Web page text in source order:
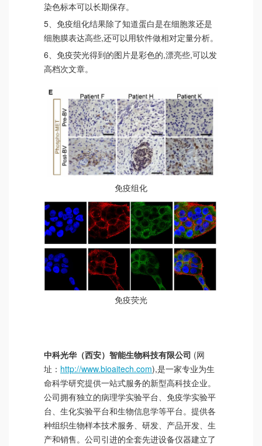
染色标本可以长期保存。
5、免疫组化结果除了知道蛋白是在细胞浆还是
细胞膜表达高些,还可以用软件做相对定量分析。
6、免疫荧光得到的图片是彩色的,漂亮些,可以发
高档次文章。
免疫组化
免疫荧光
中科光华（西安）智能生物科技有限公司 (网
址： http://www.bioaitech.com),是一家专业为生
命科学研究提供一站式服务的新型高科技企业。
公司拥有独立的病理学实验平台、免疫学实验平
台、生化实验平台和生物信息学等平台。提供各
种组织生物样本技术服务、研发、产品开发、生
产和销售。公司引进的全套先进设备仪器建立了